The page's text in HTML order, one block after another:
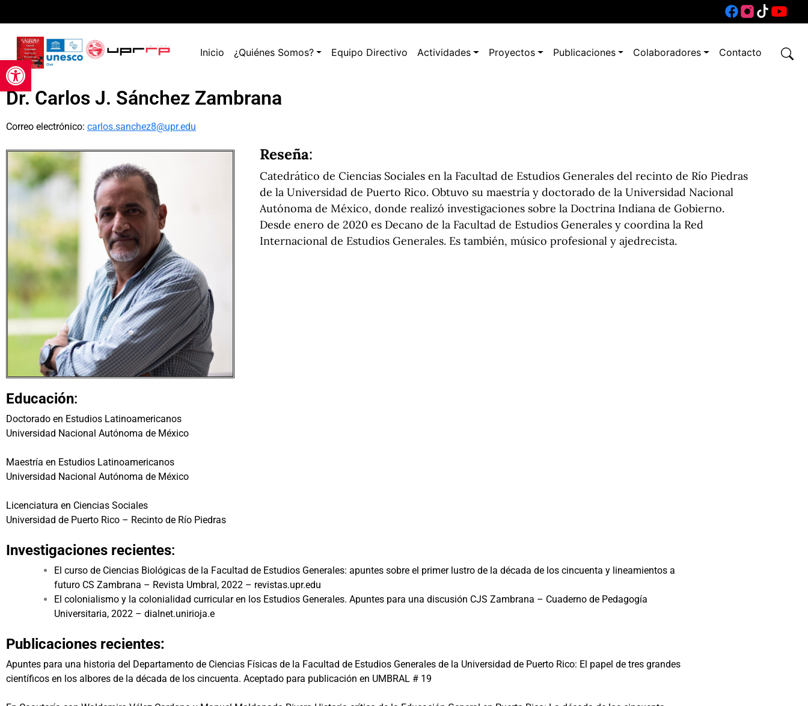
Open toolbar
Inicio ¿Quiénes Somos? Equipo Directivo Actividades Proyectos Publicaciones Colaboradores Contacto
Dr. Carlos J. Sánchez Zambrana
Correo electrónico: carlos.sanchez8@upr.edu
Reseña:
Catedrático de Ciencias Sociales en la Facultad de Estudios Generales del recinto de Río Piedras
de la Universidad de Puerto Rico. Obtuvo su maestría y doctorado de la Universidad Nacional
Autónoma de México, donde realizó investigaciones sobre la Doctrina Indiana de Gobierno.
Desde enero de 2020 es Decano de la Facultad de Estudios Generales y coordina la Red
Internacional de Estudios Generales. Es también, músico profesional y ajedrecista.
Educación:
Doctorado en Estudios Latinoamericanos
Universidad Nacional Autónoma de México
Maestría en Estudios Latinoamericanos
Universidad Nacional Autónoma de México
Licenciatura en Ciencias Sociales
Universidad de Puerto Rico – Recinto de Río Piedras
Investigaciones recientes:
El curso de Ciencias Biológicas de la Facultad de Estudios Generales: apuntes sobre el primer lustro de la década de los cincuenta y lineamientos a
futuro CS Zambrana – Revista Umbral, 2022 – revistas.upr.edu
El colonialismo y la colonialidad curricular en los Estudios Generales. Apuntes para una discusión CJS Zambrana – Cuaderno de Pedagogía
Universitaria, 2022 – dialnet.unirioja.e
Publicaciones recientes:
Apuntes para una historia del Departamento de Ciencias Físicas de la Facultad de Estudios Generales de la Universidad de Puerto Rico: El papel de tres grandes
científicos en los albores de la década de los cincuenta. Aceptado para publicación en UMBRAL # 19